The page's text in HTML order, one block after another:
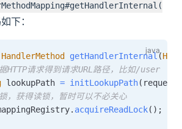
下：
HandlerMethod getHandlerInternal(
HTTP请求得到请求URL路径，比如/user
lookupPath = initLookupPath( request
，获得读锁，暂时可以不必关心
. acquireReadLock( ) ;